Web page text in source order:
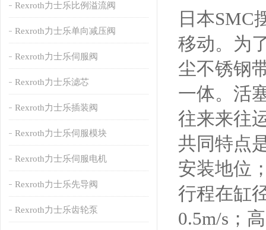
Rexroth力士乐比例溢流阀
Rexroth力士乐单向减压阀
Rexroth力士乐伺服阀
Rexroth力士乐滤芯
Rexroth力士乐插装阀
Rexroth力士乐伺服模块
Rexroth力士乐伺服电机
Rexroth力士乐先导阀
Rexroth力士乐齿轮泵
日本SMC
移动。为
尘不锈钢
一体。活
往来来往
共同特点
安装地位
行程在缸
0.5m/s；